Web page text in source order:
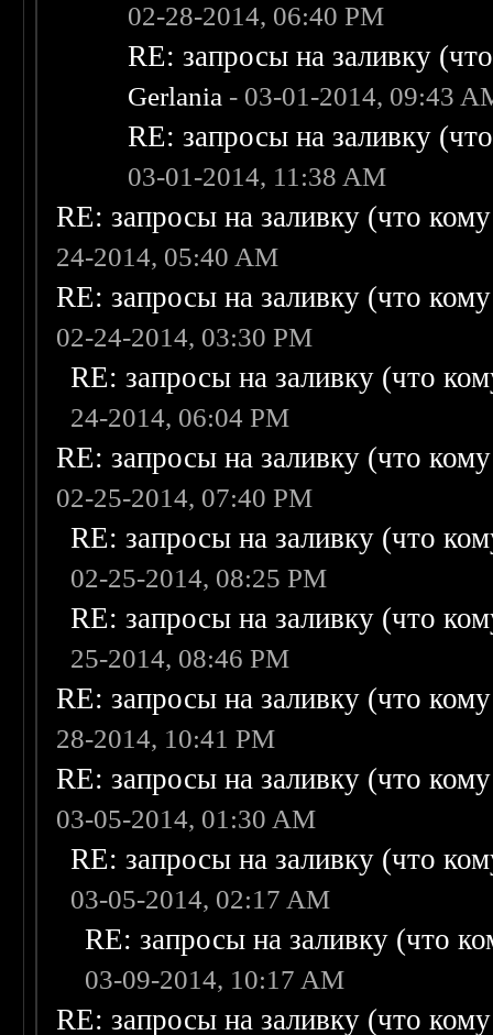
02-28-2014, 06:40 PM
RE: запросы на заливку
Gerlania - 03-01-2014, 09:43
RE: запросы на заливку
03-01-2014, 11:38 AM
RE: запросы на заливку (что
24-2014, 05:40 AM
RE: запросы на заливку (что
02-24-2014, 03:30 PM
RE: запросы на заливку (что
24-2014, 06:04 PM
RE: запросы на заливку (что
02-25-2014, 07:40 PM
RE: запросы на заливку (что
02-25-2014, 08:25 PM
RE: запросы на заливку (что
25-2014, 08:46 PM
RE: запросы на заливку (что
28-2014, 10:41 PM
RE: запросы на заливку (что
03-05-2014, 01:30 AM
RE: запросы на заливку (что
03-05-2014, 02:17 AM
RE: запросы на заливку (что
03-09-2014, 10:17 AM
RE: запросы на заливку (что